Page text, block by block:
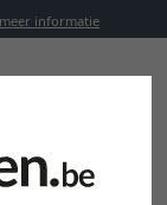
meer informatie